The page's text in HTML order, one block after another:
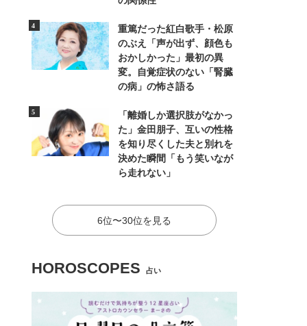
重篤だった紅白歌手・松原
のぶえ「声が出ず、顔色も
おかしかった」最初の異
変。自覚症状のない「腎臓
の病」の怖さ語る
「離婚しか選択肢がなかっ
た」金田朋子、互いの性格
を知り尽くした夫と別れを
決めた瞬間「もう笑いなが
ら走れない」
6位〜30位を見る
HOROSCOPES 占い